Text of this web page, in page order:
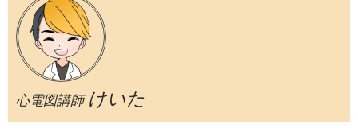
心電図講師 けいた